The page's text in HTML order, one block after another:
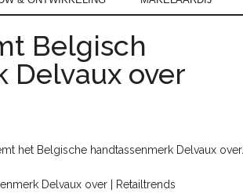
Belgisch
Delvaux over
het Belgische handtassenmerk Delvaux over.
Delvaux over | Retailtrends